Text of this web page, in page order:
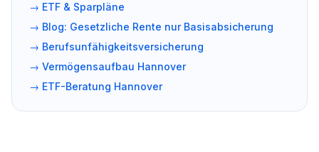
→ ETF & Sparpläne
→ Blog: Gesetzliche Rente nur Basisabsicherung
→ Berufsunfähigkeitsversicherung
→ Vermögensaufbau Hannover
→ ETF-Beratung Hannover